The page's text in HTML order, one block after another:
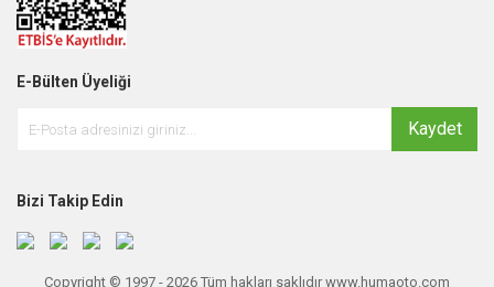
E-Bülten Üyeliği
Kaydet
Bizi Takip Edin
Copyright © 1997 - 2026 Tüm hakları saklıdır www.humaoto.com